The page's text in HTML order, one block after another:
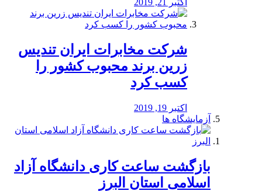
اکتبر 21, 2019
شرکت مخابرات ایران تندیس
زرین برند محبوب کشور را
کسب کرد
اکتبر 19, 2019
آزمایشگاه ها
بازگشت ساعت کاری دانشگاه آزاد
اسلامی استان البرز